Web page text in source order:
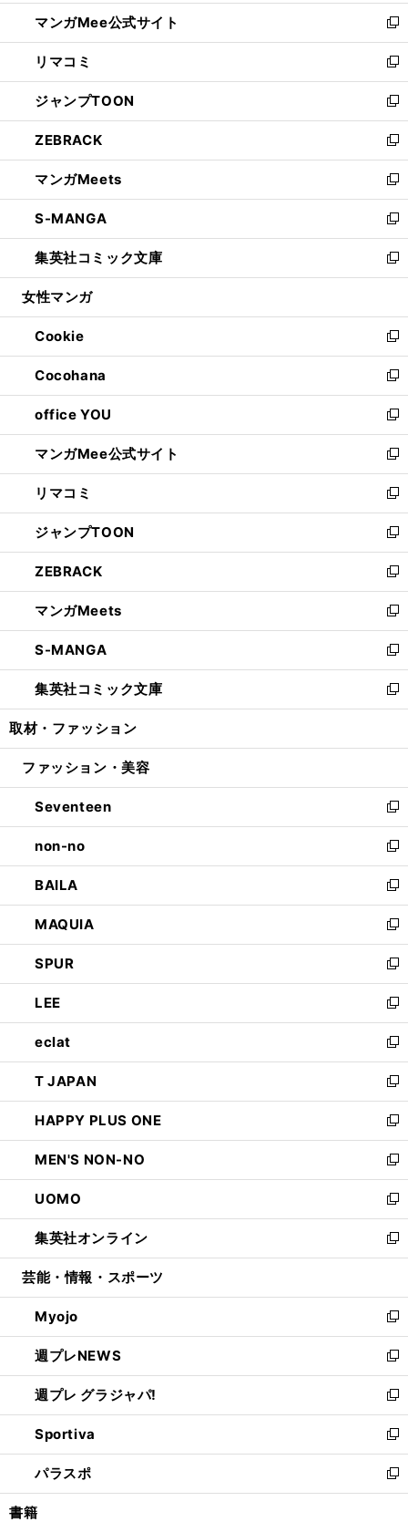
く
ン
ド
ウ
で
開
く
ウ
ィ
ン
ド
ウ
で
開
く
し
い
ウ
ィ
ン
ド
ウ
で
開
く
マンガMee公式サイト
新
し
い
ウ
ィ
ン
ド
ウ
で
開
く
リマコミ
新
し
い
ウ
ィ
ン
ド
ウ
で
開
く
ジャンプTOON
新
し
い
ウ
ィ
ン
ド
ウ
で
開
ZEBRACK
新
し
い
ウ
ィ
ン
ド
ウ
開
く
マンガMeets
新
し
い
ウ
ィ
ン
ウ
で
開
く
S-MANGA
新
し
い
ウ
ン
ド
ウ
で
開
く
集英社コミック文庫
新
し
ウ
ィ
ン
ド
ウ
で
開
く
女性マンガ
Cookie
新
し
い
ウ
ィ
ン
ド
ウ
で
開
く
Cocohana
新
し
い
ウ
ィ
ン
ド
ウ
で
開
く
office YOU
新
し
い
ウ
ィ
ン
ド
ウ
で
開
く
マンガMee公式サイト
新
し
い
ウ
ィ
ン
ド
ウ
で
開
く
リマコミ
新
し
い
ウ
ィ
ン
ド
ウ
で
開
く
ジャンプTOON
新
し
い
ウ
ィ
ン
ド
ウ
で
開
ZEBRACK
新
し
い
ウ
ィ
ン
ド
ウ
開
マンガMeets
新
し
い
ウ
ィ
ン
ウ
開
く
S-MANGA
新
し
い
ウ
ン
ウ
で
開
く
集英社コミック文庫
新
し
ウ
ン
ド
ウ
で
開
く
取材・ファッション
ファッション・美容
Seventeen
新
し
い
ウ
ィ
ン
ド
ウ
で
開
く
non-no
新
し
い
ウ
ィ
ン
ド
ウ
で
開
く
BAILA
新
し
い
ウ
ィ
ン
ド
ウ
で
開
く
MAQUIA
新
し
い
ウ
ィ
ン
ド
ウ
で
開
く
SPUR
新
し
い
ウ
ィ
ン
ド
ウ
で
開
く
LEE
新
し
い
ウ
ィ
ン
ド
ウ
で
開
く
eclat
新
し
い
ウ
ィ
ン
ド
ウ
で
開
く
T JAPAN
新
し
い
ウ
ィ
ン
ド
ウ
で
開
HAPPY PLUS ONE
新
し
い
ウ
ィ
ン
ド
ウ
開
く
MEN'S NON-NO
新
し
い
ウ
ィ
ン
ウ
で
開
く
UOMO
新
し
い
ウ
ン
ド
ウ
で
開
く
集英社オンライン
新
し
ウ
ィ
ン
ド
ウ
で
開
く
芸能・情報・スポーツ
Myojo
新
し
い
ウ
ィ
ン
ド
ウ
で
開
週プレNEWS
新
し
い
ウ
ィ
ン
ド
ウ
週プレ グラジャパ!
新
し
い
ウ
ィ
ン
Sportiva
新
し
い
ウ
パラスポ
新
し
書籍